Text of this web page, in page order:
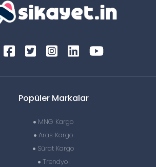
Popüler Markalar
MNG Kargo
Aras Kargo
Sürat Kargo
Trendyol